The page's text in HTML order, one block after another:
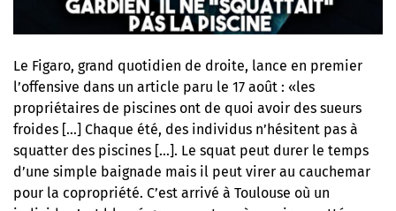
Le Figaro, grand quotidien de droite, lance en premier
l’offensive dans un article paru le 17 août : «les
propriétaires de piscines ont de quoi avoir des sueurs
froides […] Chaque été, des individus n’hésitent pas à
squatter des piscines […]. Le squat peut durer le temps
d’une simple baignade mais il peut virer au cauchemar
pour la copropriété. C’est arrivé à Toulouse où un